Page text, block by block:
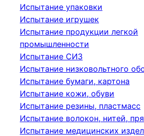
Испытание упаковки
Испытание игрушек
Испытание продукции легкой
промышленности
Испытание СИЗ
Испытание низковольтного
Испытание бумаги, картона
Испытание кожи, обуви
Испытание резины, пластмасс
Испытание волокон, нитей,
Испытание медицинских